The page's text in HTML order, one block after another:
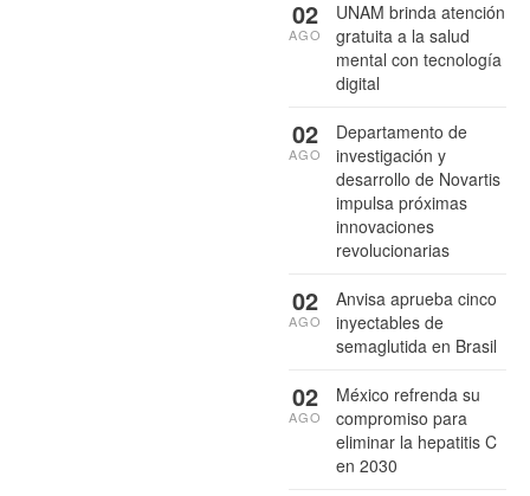
UNAM brinda atención
gratuita a la salud
mental con tecnología
digital
02
AGO
Departamento de
investigación y
desarrollo de Novartis
impulsa próximas
innovaciones
revolucionarias
02
AGO
Anvisa aprueba cinco
inyectables de
semaglutida en Brasil
02
AGO
México refrenda su
compromiso para
eliminar la hepatitis C
en 2030
02
AGO